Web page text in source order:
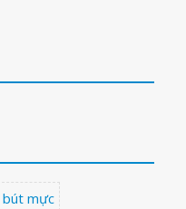
bút mực